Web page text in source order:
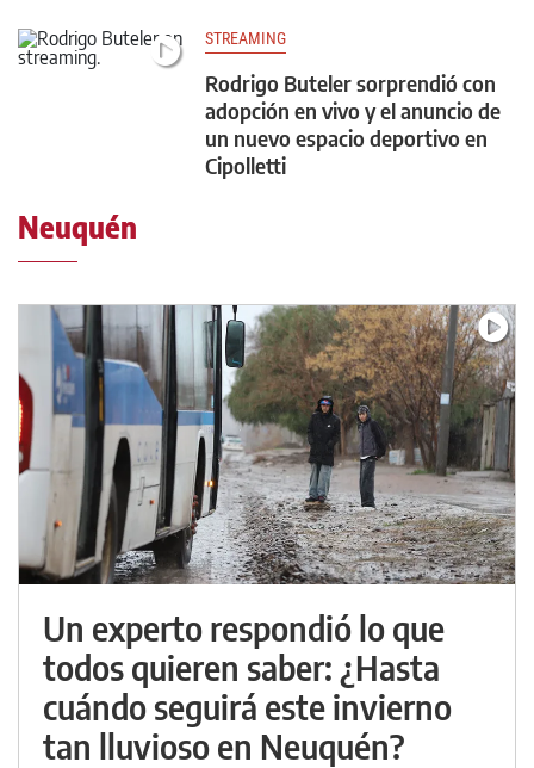
STREAMING
Rodrigo Buteler sorprendió con
adopción en vivo y el anuncio de
un nuevo espacio deportivo en
Cipolletti
Neuquén
Un experto respondió lo que
todos quieren saber: ¿Hasta
cuándo seguirá este invierno
tan lluvioso en Neuquén?